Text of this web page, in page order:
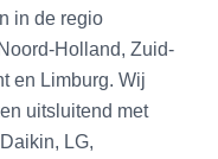
in de regio
Holland, Zuid-
en Limburg. Wij
uitsluitend met
LG,